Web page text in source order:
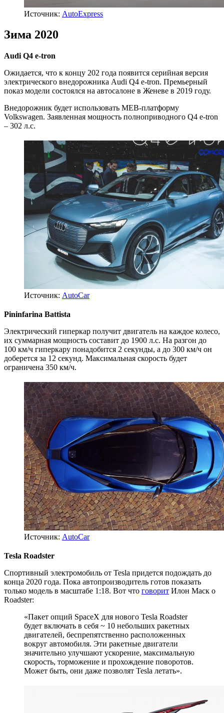
Источник: AutoExpress
Зима 2020
Audi Q4 e-tron
Ожидается, что к концу 202 года появится серийная версия
электрического внедорожника Audi Q4 e-tron. Премьерный
показ модели состоялся на автосалоне в Женеве в 2019 году.
Внедорожник будет использовать MEB-платформу
Volkswagen. Заявленная мощность полноприводного Q4 e-tron
– 302 л.с.
Источник: AutoCar
Pininfarina Battista
Электрический гиперкар получит двигатель на каждое колесо,
их суммарная мощность составит до 1900 л.с. На разгон до
100 км/ч гиперкару понадобится 2 секунды, а до 300 км/ч он
доберется за 12 секунд. Максимальная скорость будет
ограничена 350 км/ч.
Источник: AutoCar
Tesla Roadster
Спортивный электромобиль от Tesla придется подождать до
конца 2020 года. Пока автопроизводитель готов показать
только модель в масштабе 1:18. Вот что говорит Илон Маск о
Roadster:
«Пакет опций SpaceX для нового Tesla Roadster
будет включать в себя ~ 10 небольших ракетных
двигателей, беспрепятственно расположенных
вокруг автомобиля. Эти ракетные двигатели
значительно улучшают ускорение, максимальную
скорость, торможение и прохождение поворотов.
Может быть, они даже позволят Tesla летать».